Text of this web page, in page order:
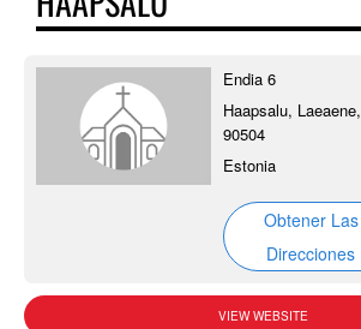
Endia 6
Haapsalu, Laeaene,
90504
Estonia
Obtener Las
Direcciones
VIEW WEBSITE